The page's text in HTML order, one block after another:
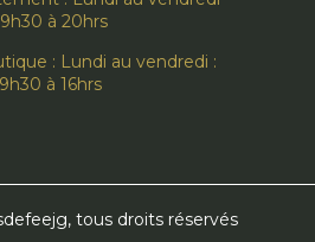
à 20hrs
: Lundi au vendredi :
9h30 à 16hrs
tous droits réservés